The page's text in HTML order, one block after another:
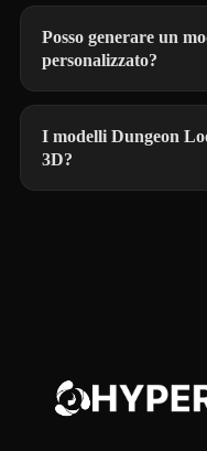
Posso generare un
personalizzato?
I modelli Dungeon
3D?